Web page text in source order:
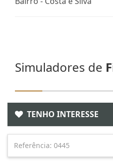
Simuladores de
TENHO INTERESSE